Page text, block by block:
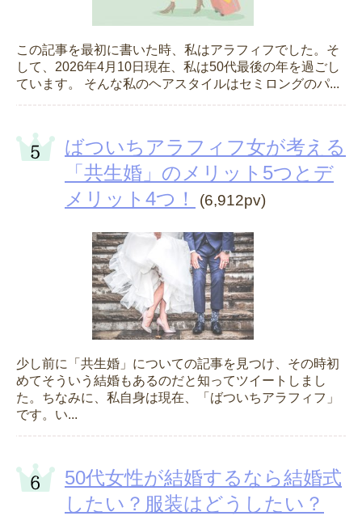
この記事を最初に書いた時、私はアラフィフでした。そ
して、2026年4月10日現在、私は50代最後の年を過ごし
ています。 そんな私のヘアスタイルはセミロングのパ...
ばついちアラフィフ女が考える
「共生婚」のメリット5つとデ
メリット4つ！
(6,912pv)
少し前に「共生婚」についての記事を見つけ、その時初
めてそういう結婚もあるのだと知ってツイートしまし
た。ちなみに、私自身は現在、「ばついちアラフィフ」
です。い...
50代女性が結婚するなら結婚式
したい？服装はどうしたい？